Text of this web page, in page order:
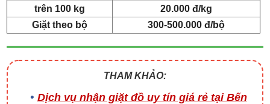
trên 100 kg
20.000 đ/kg
Giặt theo bộ
300-500.000 đ/bộ
THAM KHẢO:
Dịch vụ nhận giặt đồ uy tín giá rẻ tại Bến